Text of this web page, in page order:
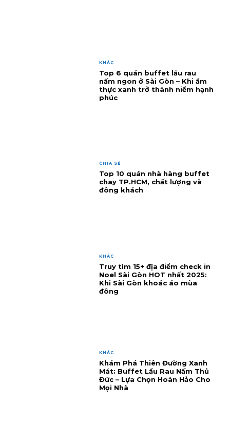
KHÁC
Top 6 quán buffet lẩu rau
nấm ngon ở Sài Gòn – Khi ẩm
thực xanh trở thành niềm hạnh
phúc
CHIA SẺ
Top 10 quán nhà hàng buffet
chay TP.HCM, chất lượng và
đông khách
KHÁC
Truy tìm 15+ địa điểm check in
Noel Sài Gòn HOT nhất 2025:
Khi Sài Gòn khoác áo mùa
đông
KHÁC
Khám Phá Thiên Đường Xanh
Mát: Buffet Lẩu Rau Nấm Thủ
Đức – Lựa Chọn Hoàn Hảo Cho
Mọi Nhà